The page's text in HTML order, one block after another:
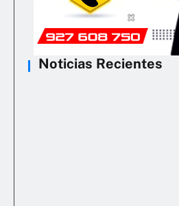
Noticias Recientes